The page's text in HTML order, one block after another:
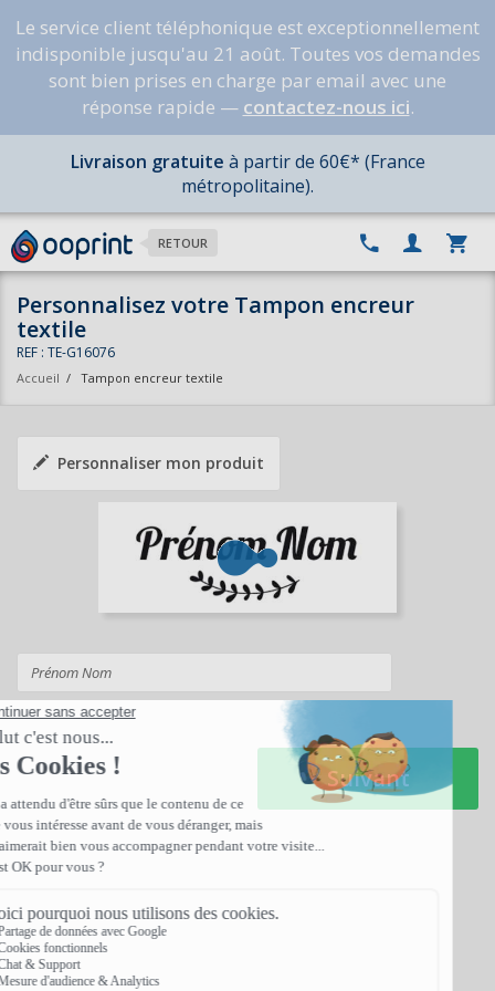
Le service client téléphonique est exceptionnellement
indisponible jusqu'au 21 août. Toutes vos demandes
sont bien prises en charge par email avec une
réponse rapide — contactez-nous ici.
Livraison gratuite à partir de 60€* (France
métropolitaine).
RETOUR
Personnalisez votre Tampon encreur
textile
REF : TE-G16076
Accueil / Tampon encreur textile
Personnaliser mon produit
Suivant